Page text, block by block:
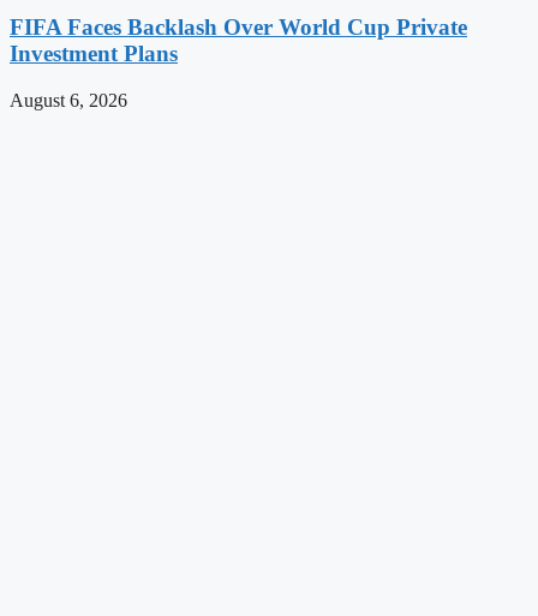
FIFA Faces Backlash Over World Cup Private
Investment Plans
August 6, 2026